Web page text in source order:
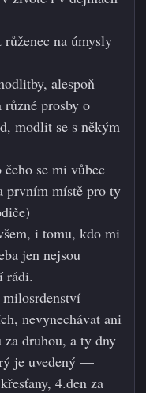
na úmysly
alespoň
různé prosby o
modlit se s někým
se mi vůbec
prvním místě pro ty
i tomu, kdo mi
jen nejsou
rádi.
nevynechávat ani
druhou, a ty dny
je uvedený —
4.den za